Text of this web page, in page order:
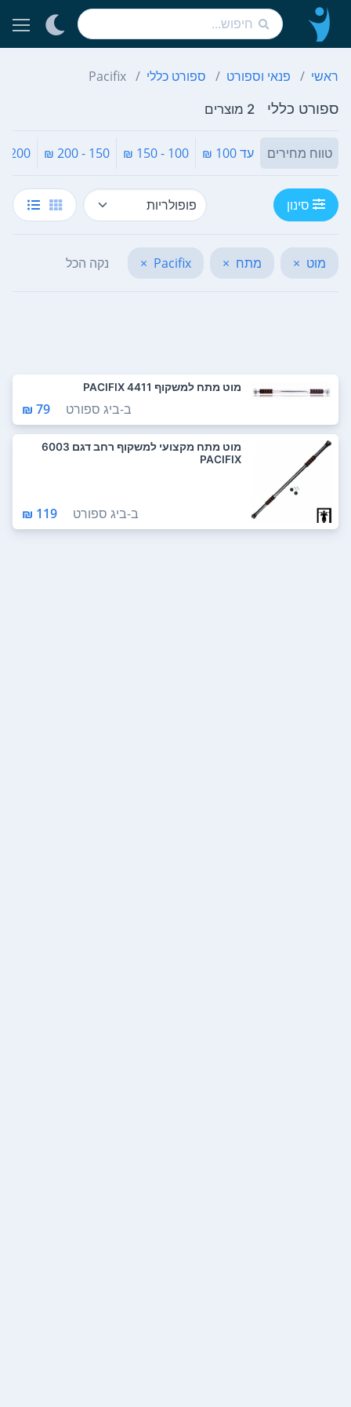
ראשי פנאי וספורט ספורט כללי Pacifix
ספורט כללי 2 מוצרים
טווח מחירים עד 100 ₪ 100 - 150 ₪
150 - 200 ₪
200 - 300 ₪
סינון
מוט × מתח ×
Pacifix
× נקה הכל
מוט מתח למשקוף PACIFIX 4411
ב-ביג ספורט 79 ₪
מוט מתח מקצועי למשקוף רחב דגם 6003
PACIFIX
ב-ביג ספורט 119 ₪